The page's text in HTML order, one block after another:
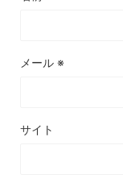
メール ※
サイト